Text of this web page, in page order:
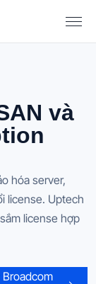
và
hóa server,
license. Uptech
license hợp
Broadcom